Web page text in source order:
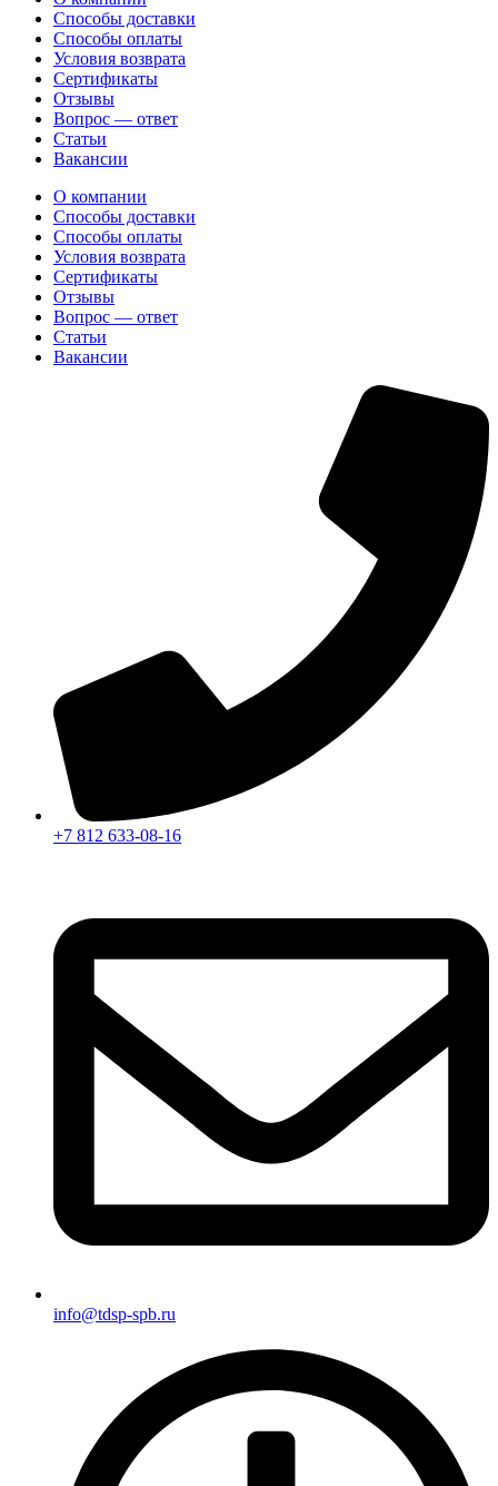
Способы доставки
Способы оплаты
Условия возврата
Сертификаты
Отзывы
Вопрос — ответ
Статьи
Вакансии
О компании
Способы доставки
Способы оплаты
Условия возврата
Сертификаты
Отзывы
Вопрос — ответ
Статьи
Вакансии
+7 812 633-08-16
info@tdsp-spb.ru